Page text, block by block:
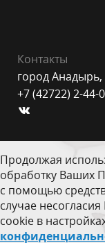
Контакты
город
+7 (42722) 2-44-
Продолжая
обработку Ваших
с помощью
случае
cookie в